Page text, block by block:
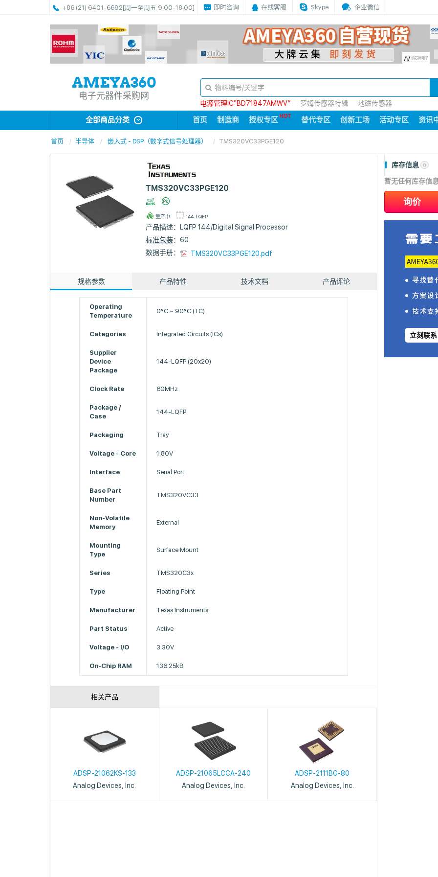
+86 (21) 6401-6692[周一至周五 9:00-18:00] 即时咨询 在线客服 Skype 企业微信
电子元器件采购网
电源管理IC“BD71847AMWV”
罗姆传感器特辑 地磁传感器
全部商品分类 首页 制造商 授权专区 替代专区 创新工场 活动专区 资讯
首页 半导体 嵌入式 - DSP（数字式信号处理器） TMS320VC33PGE120
TMS320VC33PGE120
量产中 144-LQFP
产品描述：
LQFP 144/Digital Signal Processor
标准包装：60
数据手册：
TMS320VC33PGE120.pdf
规格参数 产品特性 技术文档 产品评论
Operating
Temperature
0°C ~ 90°C (TC)
Categories Integrated Circuits (ICs)
Supplier
Device
Package
144-LQFP (20x20)
Clock Rate 60MHz
Package /
Case
144-LQFP
Packaging Tray
Voltage - Core 1.80V
Interface Serial Port
Base Part
Number
TMS320VC33
Non-Volatile
Memory
External
Mounting
Type
Surface Mount
Series TMS320C3x
Type Floating Point
Manufacturer Texas Instruments
Part Status Active
Voltage - I/O 3.30V
On-Chip RAM 136.25kB
相关产品
ADSP-21062KS-133
Analog Devices, Inc.
ADSP-21065LCCA-240
Analog Devices, Inc.
ADSP-2111BG-80
Analog Devices, Inc.
库存信息 0
暂无任何库存信
询价
立刻联系